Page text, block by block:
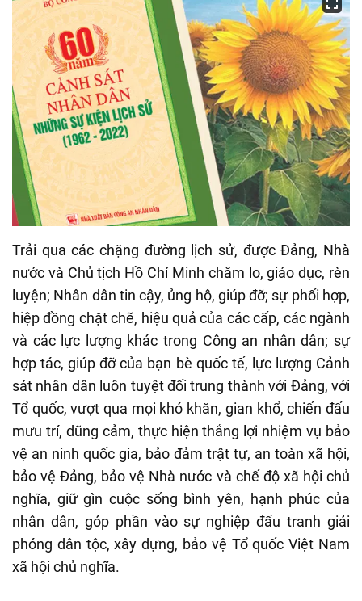
Trải qua các chặng đường lịch sử, được Đảng, Nhà
nước và Chủ tịch Hồ Chí Minh chăm lo, giáo dục, rèn
luyện; Nhân dân tin cậy, ủng hộ, giúp đỡ; sự phối hợp,
hiệp đồng chặt chẽ, hiệu quả của các cấp, các ngành
và các lực lượng khác trong Công an nhân dân; sự
hợp tác, giúp đỡ của bạn bè quốc tế, lực lượng Cảnh
sát nhân dân luôn tuyệt đối trung thành với Đảng, với
Tổ quốc, vượt qua mọi khó khăn, gian khổ, chiến đấu
mưu trí, dũng cảm, thực hiện thắng lợi nhiệm vụ bảo
vệ an ninh quốc gia, bảo đảm trật tự, an toàn xã hội,
bảo vệ Đảng, bảo vệ Nhà nước và chế độ xã hội chủ
nghĩa, giữ gìn cuộc sống bình yên, hạnh phúc của
nhân dân, góp phần vào sự nghiệp đấu tranh giải
phóng dân tộc, xây dựng, bảo vệ Tổ quốc Việt Nam
xã hội chủ nghĩa.